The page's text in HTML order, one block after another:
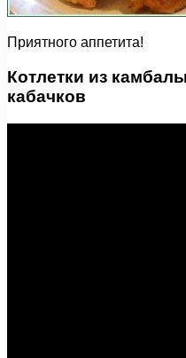
Приятного аппетита!
Котлетки из
кабачков